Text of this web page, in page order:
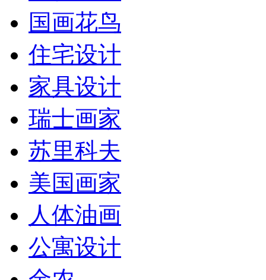
国画花鸟
住宅设计
家具设计
瑞士画家
苏里科夫
美国画家
人体油画
公寓设计